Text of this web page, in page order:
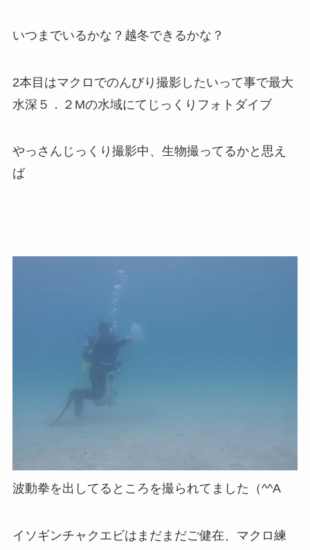
いつまでいるかな？越冬できるかな？
2本目はマクロでのんびり撮影したいって事で最大
水深５．２Mの水域にてじっくりフォトダイブ
やっさんじっくり撮影中、生物撮ってるかと思え
ば
波動拳を出してるところを撮られてました（^^A
イソギンチャクエビはまだまだご健在、マクロ練